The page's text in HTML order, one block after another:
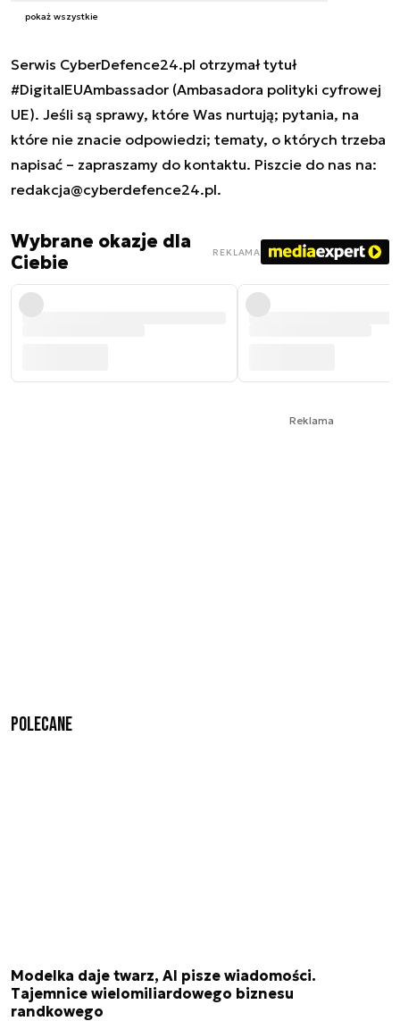
pokaż wszystkie
Serwis CyberDefence24.pl otrzymał tytuł
#DigitalEUAmbassador (Ambasadora polityki cyfrowej
UE). Jeśli są sprawy, które Was nurtują; pytania, na
które nie znacie odpowiedzi; tematy, o których trzeba
napisać – zapraszamy do kontaktu. Piszcie do nas na:
redakcja@cyberdefence24.pl.
Wybrane okazje dla
Ciebie
REKLAMA
Reklama
Polecane
Modelka daje twarz, AI pisze wiadomości.
Tajemnice wielomiliardowego biznesu
randkowego